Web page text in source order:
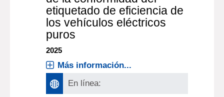
etiquetado de eficiencia de
los vehículos eléctricos
puros
2025
Más información...
En línea: